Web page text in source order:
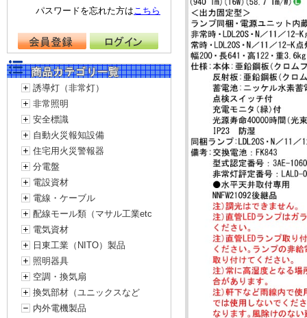
パスワードを忘れた方はこちら
誘導灯（非常灯）
非常照明
安全標識
自動火災報知設備
住宅用火災警報器
分電盤
電設資材
電線・ケーブル
配線モール類（マサル工業etc
電気資材
日東工業（NITO）製品
照明器具
空調・換気扇
換気部材（ユニックスなど
内外電機製品